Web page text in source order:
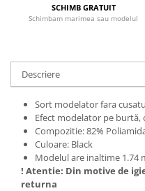
SCHIMB GRATUIT
Schimbam marimea sau modelul
Descriere
Sort modelator fara
Efect modelator pe burtă,
Compozitie: 82%
Culoare: Black
Modelul are inaltime 1.74
! Atentie: Din motive de
returna